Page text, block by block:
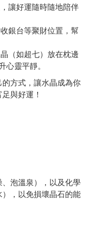
讓好運隨時隨地陪伴
銀台等聚財位置，幫
（如超七）放在枕邊
靈平靜。
方式，讓水晶成為你
與好運！
泡溫泉），以及化學
，以免損壞晶石的能